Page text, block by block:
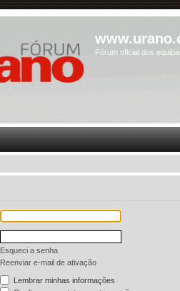
Fórum oficial dos
Esqueci a senha
Reenviar e-mail de ativação
Lembrar minhas informações